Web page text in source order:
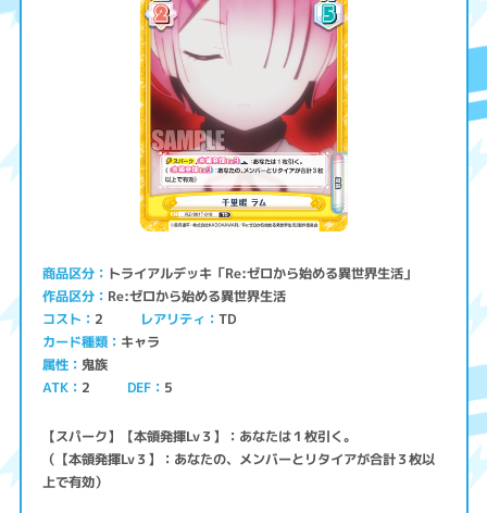
商品区分 トライアルデッキ「Re:ゼロから始める異世界生活」
作品区分 Re:ゼロから始める異世界生活
コスト 2 レアリティ TD
カード種類 キャラ
属性 鬼族
ATK 2 DEF 5
【スパーク】【本領発揮Lv３】：あなたは１枚引く。
（【本領発揮Lv３】：あなたの、メンバーとリタイアが合計３枚以
上で有効）